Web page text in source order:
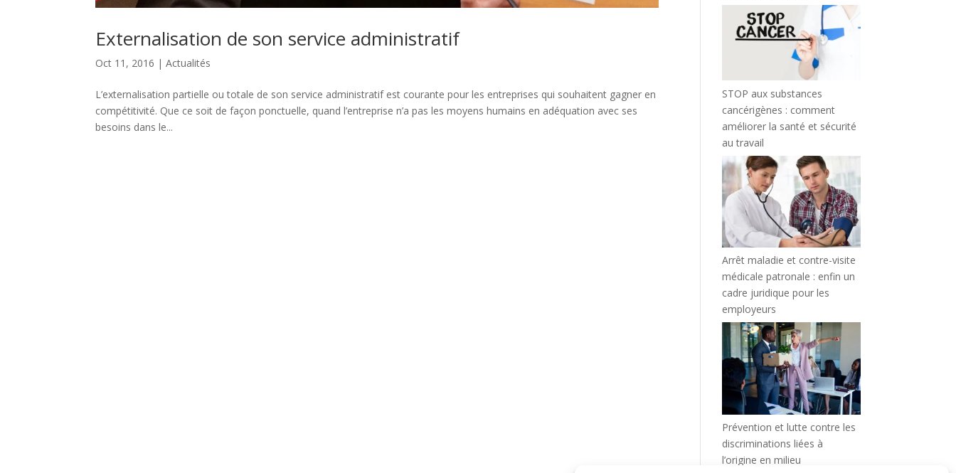
Externalisation de son service administratif
Oct 11, 2016 |Actualités
L’externalisation partielle ou totale de son service administratif est courante pour les entreprises qui souhaitent gagner en
compétitivité. Que ce soit de façon ponctuelle, quand l’entreprise n’a pas les moyens humains en adéquation avec ses
besoins dans le...
STOP aux substances
cancérigènes : comment
améliorer la santé et sécurité
au travail
Arrêt maladie et contre-visite
médicale patronale : enfin un
cadre juridique pour les
employeurs
Prévention et lutte contre les
discriminations liées à
l’origine en milieu